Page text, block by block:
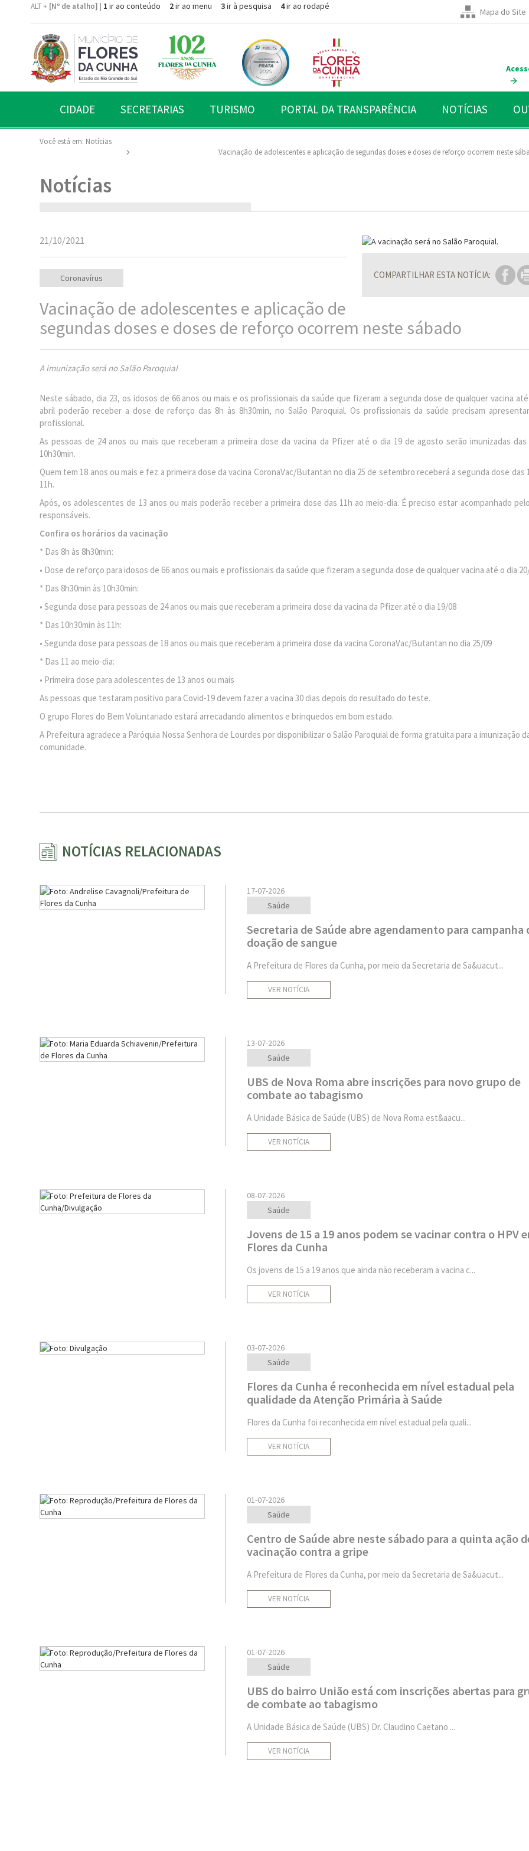
ALT + [Nº de atalho] | 1 ir ao conteúdo 2ir ao menu 3ir à pesquisa 4ir ao rodapé
Mapa do Site
CIDADE SECRETARIAS TURISMO PORTAL DA TRANSPARÊNCIA NOTÍCIAS
Você está em: Notícias
Vacinação de adolescentes e aplicação de segundas doses e doses de reforço ocorrem neste
Notícias
COMPARTILHAR ESTA NOTÍCIA:
21/10/2021
Coronavírus
Vacinação de adolescentes e aplicação de
segundas doses e doses de reforço ocorrem neste sábado
A imunização será no Salão Paroquial
Neste sábado, dia 23, os idosos de 66 anos ou mais e os profissionais da saúde que fizeram a segunda dose de qualquer vacina
abril poderão receber a dose de reforço das 8h às 8h30min, no Salão Paroquial. Os profissionais da saúde precisam
profissional.
As pessoas de 24 anos ou mais que receberam a primeira dose da vacina da Pfizer até o dia 19 de agosto serão imunizadas das
10h30min.
Quem tem 18 anos ou mais e fez a primeira dose da vacina CoronaVac/Butantan no dia 25 de setembro receberá a segunda dose das
11h.
Após, os adolescentes de 13 anos ou mais poderão receber a primeira dose das 11h ao meio-dia. É preciso estar acompanhado
responsáveis.
Confira os horários da vacinação
* Das 8h às 8h30min:
• Dose de reforço para idosos de 66 anos ou mais e profissionais da saúde que fizeram a segunda dose de qualquer vacina até o dia
* Das 8h30min às 10h30min:
• Segunda dose para pessoas de 24 anos ou mais que receberam a primeira dose da vacina da Pfizer até o dia 19/08
* Das 10h30min às 11h:
• Segunda dose para pessoas de 18 anos ou mais que receberam a primeira dose da vacina CoronaVac/Butantan no dia 25/09
* Das 11 ao meio-dia:
• Primeira dose para adolescentes de 13 anos ou mais
As pessoas que testaram positivo para Covid-19 devem fazer a vacina 30 dias depois do resultado do teste.
O grupo Flores do Bem Voluntariado estará arrecadando alimentos e brinquedos em bom estado.
A Prefeitura agradece a Paróquia Nossa Senhora de Lourdes por disponibilizar o Salão Paroquial de forma gratuita para a imunização
comunidade.
NOTÍCIAS RELACIONADAS
17-07-2026
Saúde
Secretaria de Saúde abre agendamento para campanha
doação de sangue
A Prefeitura de Flores da Cunha, por meio da Secretaria de Sa&uacut...
VER NOTÍCIA
13-07-2026
Saúde
UBS de Nova Roma abre inscrições para novo grupo de
combate ao tabagismo
A Unidade Básica de Saúde (UBS) de Nova Roma est&aacu...
VER NOTÍCIA
08-07-2026
Saúde
Jovens de 15 a 19 anos podem se vacinar contra o HPV
Flores da Cunha
Os jovens de 15 a 19 anos que ainda não receberam a vacina c...
VER NOTÍCIA
03-07-2026
Saúde
Flores da Cunha é reconhecida em nível estadual pela
qualidade da Atenção Primária à Saúde
Flores da Cunha foi reconhecida em nível estadual pela quali...
VER NOTÍCIA
01-07-2026
Saúde
Centro de Saúde abre neste sábado para a quinta ação
vacinação contra a gripe
A Prefeitura de Flores da Cunha, por meio da Secretaria de Sa&uacut...
VER NOTÍCIA
01-07-2026
Saúde
UBS do bairro União está com inscrições abertas para
de combate ao tabagismo
A Unidade Básica de Saúde (UBS) Dr. Claudino Caetano ...
VER NOTÍCIA